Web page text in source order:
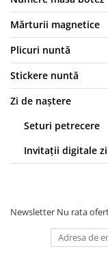
Mărturii magnetice
Plicuri nuntă
Stickere nuntă
Zi de naștere
Seturi petrecere
Invitații digitale
Newsletter Nu rata